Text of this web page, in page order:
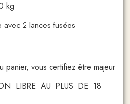
kg
avec 2 lances fusées
panier, vous certifiez être majeur
LIBRE AU PLUS DE 18